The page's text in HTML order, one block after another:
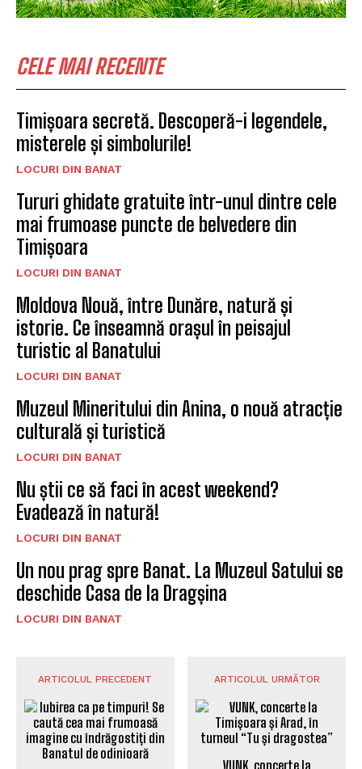
CELE MAI RECENTE
Timișoara secretă. Descoperă-i legendele,
misterele și simbolurile!
LOCURI DIN BANAT
Tururi ghidate gratuite într-unul dintre cele
mai frumoase puncte de belvedere din
Timișoara
LOCURI DIN BANAT
Moldova Nouă, între Dunăre, natură și
istorie. Ce înseamnă orașul în peisajul
turistic al Banatului
LOCURI DIN BANAT
Muzeul Mineritului din Anina, o nouă atracție
culturală și turistică
LOCURI DIN BANAT
Nu știi ce să faci în acest weekend?
Evadează în natură!
LOCURI DIN BANAT
Un nou prag spre Banat. La Muzeul Satului se
deschide Casa de la Dragșina
LOCURI DIN BANAT
ARTICOLUL PRECEDENT ARTICOLUL URMĂTOR
VUNK, concerte la